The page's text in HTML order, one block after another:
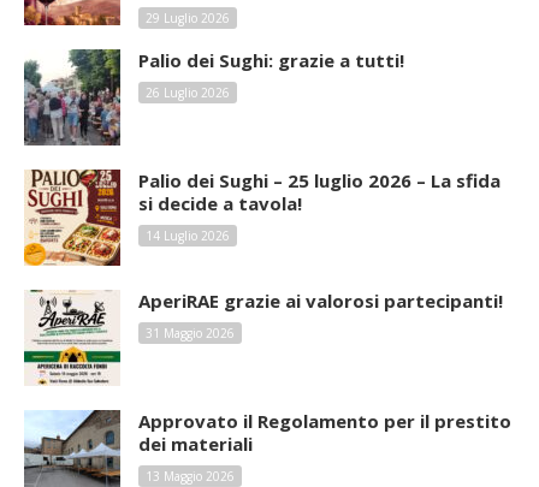
29 Luglio 2026
Palio dei Sughi: grazie a tutti!
26 Luglio 2026
Palio dei Sughi – 25 luglio 2026 – La sfida
si decide a tavola!
14 Luglio 2026
AperiRAE grazie ai valorosi partecipanti!
31 Maggio 2026
Approvato il Regolamento per il prestito
dei materiali
13 Maggio 2026